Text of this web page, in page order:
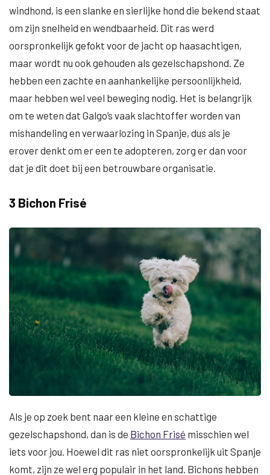
windhond, is een slanke en sierlijke hond die bekend staat
om zijn snelheid en wendbaarheid. Dit ras werd
oorspronkelijk gefokt voor de jacht op haasachtigen,
maar wordt nu ook gehouden als gezelschapshond. Ze
hebben een zachte en aanhankelijke persoonlijkheid,
maar hebben wel veel beweging nodig. Het is belangrijk
om te weten dat Galgo’s vaak slachtoffer worden van
mishandeling en verwaarlozing in Spanje, dus als je
erover denkt om er een te adopteren, zorg er dan voor
dat je dit doet bij een betrouwbare organisatie.
3 Bichon Frisé
Als je op zoek bent naar een kleine en schattige
gezelschapshond, dan is de Bichon Frisé misschien wel
iets voor jou. Hoewel dit ras niet oorspronkelijk uit Spanje
komt, zijn ze wel erg populair in het land. Bichons hebben